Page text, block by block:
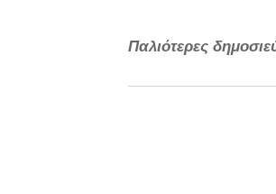
σύγχρονες εξελίξεις
επαναπροσδιορίζουν
οδηγώντας σε μια νέα
Παλιότερες